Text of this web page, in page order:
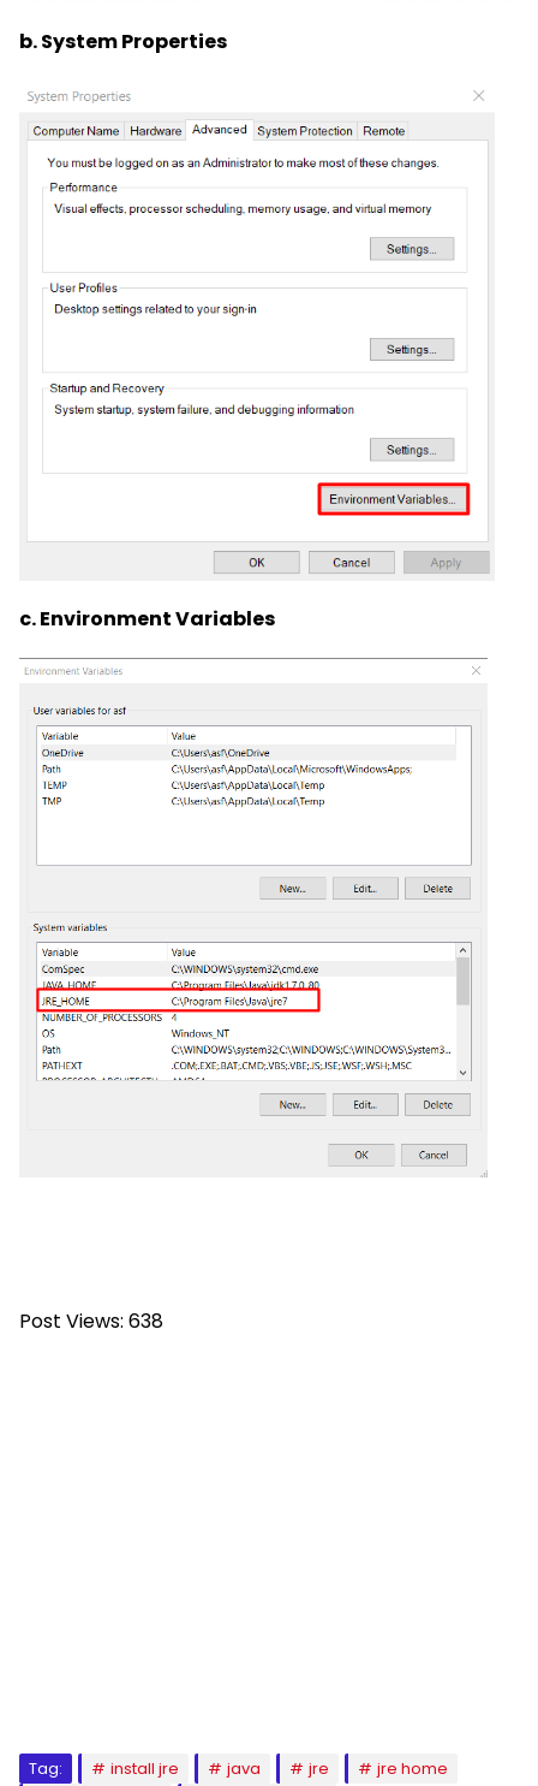
b. System Properties
c. Environment Variables
Post Views: 638
Tag: install jre java jre
jre home